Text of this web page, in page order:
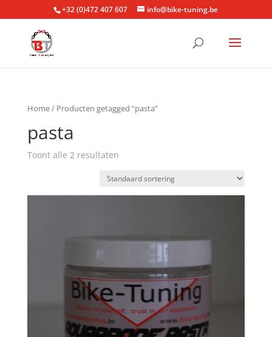
+32 (0)472 407 607 info@bike-tuning.be
Home/ Producten getagged “pasta”
pasta
Toont alle 2 resultaten